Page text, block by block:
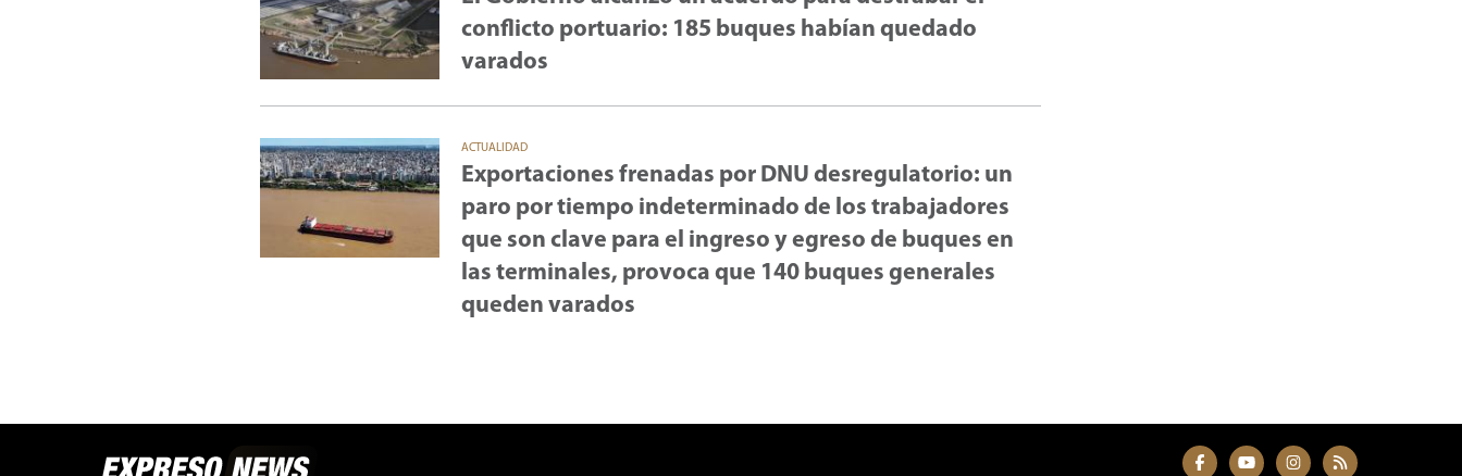
conflicto portuario: 185 buques habían quedado
varados
ACTUALIDAD
Exportaciones frenadas por DNU desregulatorio: un
paro por tiempo indeterminado de los trabajadores
que son clave para el ingreso y egreso de buques en
las terminales, provoca que 140 buques generales
queden varados